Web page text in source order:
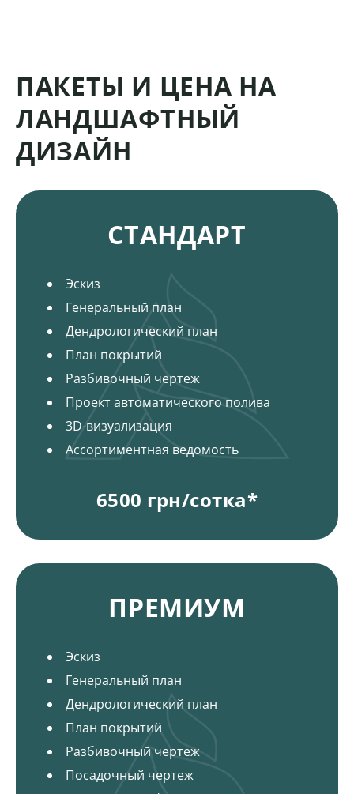
ПАКЕТЫ И ЦЕНА НА
ЛАНДШАФТНЫЙ
ДИЗАЙН
СТАНДАРТ
Эскиз
Генеральный план
Дендрологический план
План покрытий
Разбивочный чертеж
Проект автоматического полива
3D-визуализация
Ассортиментная ведомость
6500 грн/сотка*
Пакеты и цена на ландшафтный дизайн
ПРЕМИУМ
Эскиз
Генеральный план
Дендрологический план
План покрытий
Разбивочный чертеж
Посадочный чертеж
Пакеты и цена на ландшафтный дизайн